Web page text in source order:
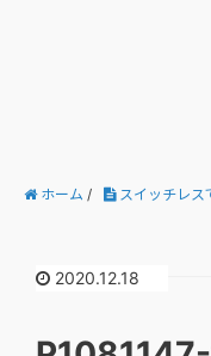
ホーム / スイッチレス
2020.12.18